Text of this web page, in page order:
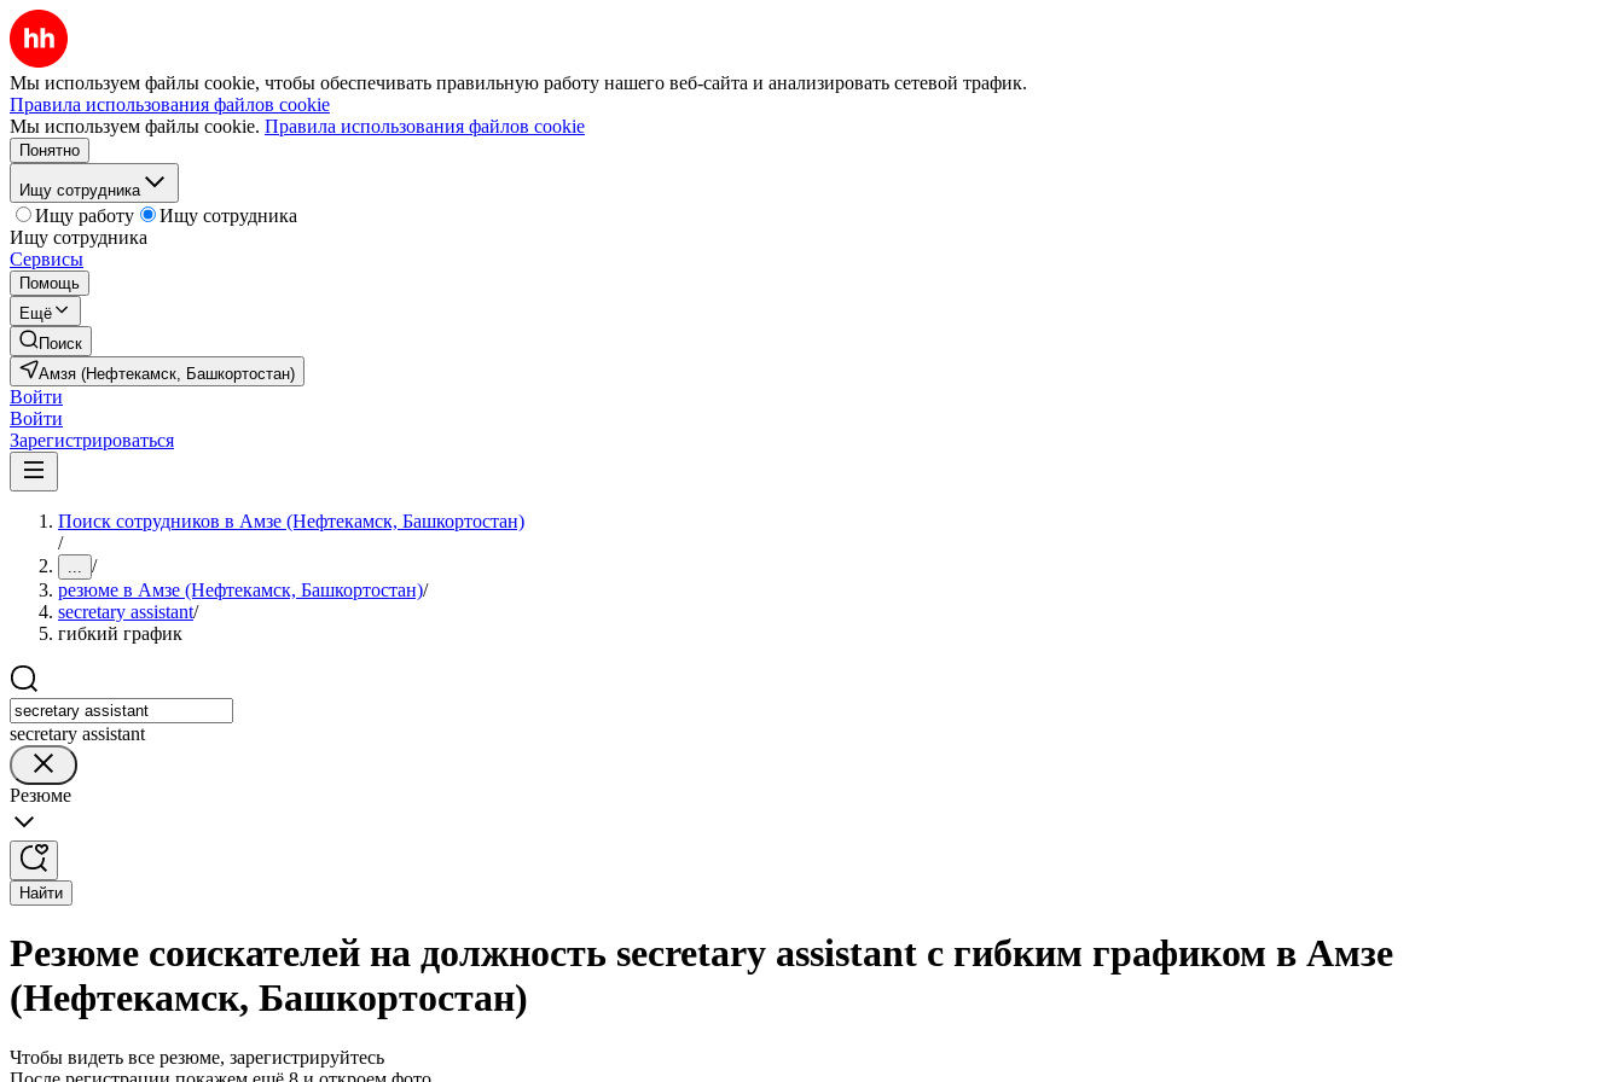
Мы используем файлы cookie, чтобы обеспечивать правильную работу нашего веб-сайта и анализировать сетевой трафик.
Правила использования файлов cookie
Мы используем файлы cookie. Правила использования файлов cookie
Понятно
Ищу сотрудника
Ищу работу
Ищу сотрудника
Ищу сотрудника
Сервисы
Помощь
Ещё
Поиск
Амзя (Нефтекамск, Башкортостан)
Войти
Войти
Зарегистрироваться
Поиск сотрудников в Амзе (Нефтекамск, Башкортостан)
/
... /
резюме в Амзе (Нефтекамск, Башкортостан)/
secretary assistant/
гибкий график
secretary assistant
Резюме
Найти
Резюме соискателей на должность secretary assistant с гибким графиком в Амзе
(Нефтекамск, Башкортостан)
Чтобы видеть все резюме, зарегистрируйтесь